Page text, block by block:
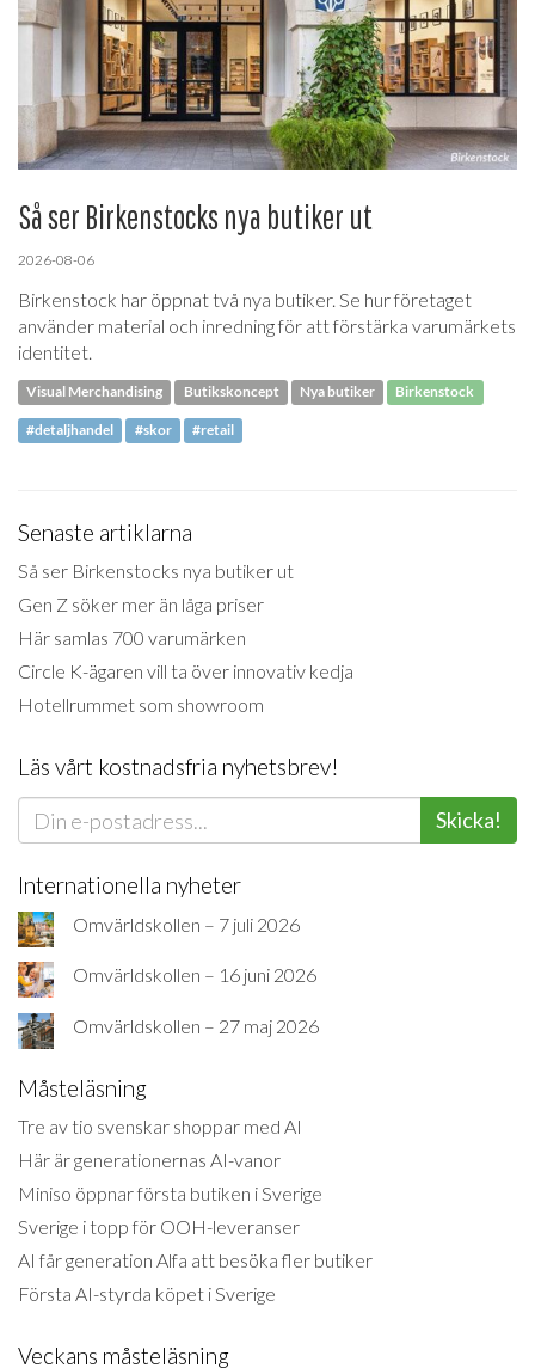
Så ser Birkenstocks nya butiker ut
2026-08-06
Birkenstock har öppnat två nya butiker. Se hur företaget
använder material och inredning för att förstärka varumärkets
identitet.
Visual Merchandising Butikskoncept Nya butiker Birkenstock
#detaljhandel #skor #retail
Senaste artiklarna
Så ser Birkenstocks nya butiker ut
Gen Z söker mer än låga priser
Här samlas 700 varumärken
Circle K-ägaren vill ta över innovativ kedja
Hotellrummet som showroom
Läs vårt kostnadsfria nyhetsbrev!
Skicka!
Internationella nyheter
Omvärldskollen – 7 juli 2026
Omvärldskollen – 16 juni 2026
Omvärldskollen – 27 maj 2026
Måsteläsning
Tre av tio svenskar shoppar med AI
Här är generationernas AI-vanor
Miniso öppnar första butiken i Sverige
Sverige i topp för OOH-leveranser
AI får generation Alfa att besöka fler butiker
Första AI-styrda köpet i Sverige
Veckans måsteläsning